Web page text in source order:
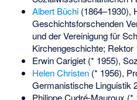
Albert Büchi(1864–1930),
Geschichtsforschenden
und der Vereinigung für
Kirchengeschichte; Rektor
Erwin Carigiet(* 1955),
Helen Christen(* 1956),
Germanistische Linguistik
Philippe Cudré-Mauroux (*